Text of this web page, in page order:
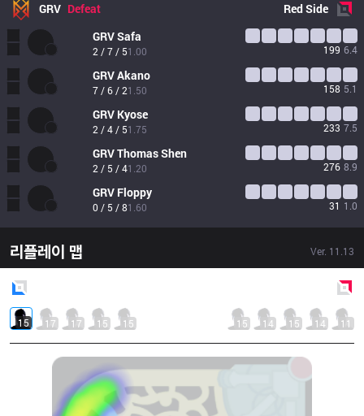
GRV Defeat RedSide
GRVSafa
2 / 7 / 51.00 199 6.4
GRVAkano
7 / 6 / 21.50 158 5.1
GRV Kyose
2 / 4 / 51.75 233 7.5
GRVThomas Shen
2 / 5 / 41.20 276 8.9
GRV Floppy
0 / 5 / 81.60 31 1.0
리플레이 맵 Ver. 11.13
15 17 17 15 15 15 14 15 14 11